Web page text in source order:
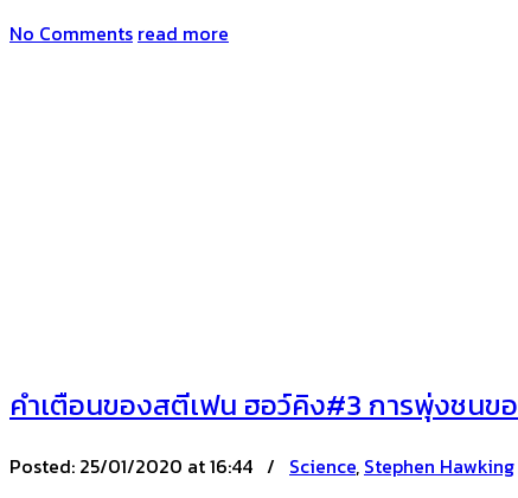
No Comments read more
คำเตือนของสตีเฟน ฮอว์คิง#3 การพุ่งชนข
Posted: 25/01/2020 at 16:44 / Science, Stephen Hawking